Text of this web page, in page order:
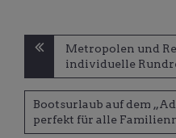
Beitragsnavigation
Metropolen und
individuelle
Bootsurlaub auf dem
perfekt für alle